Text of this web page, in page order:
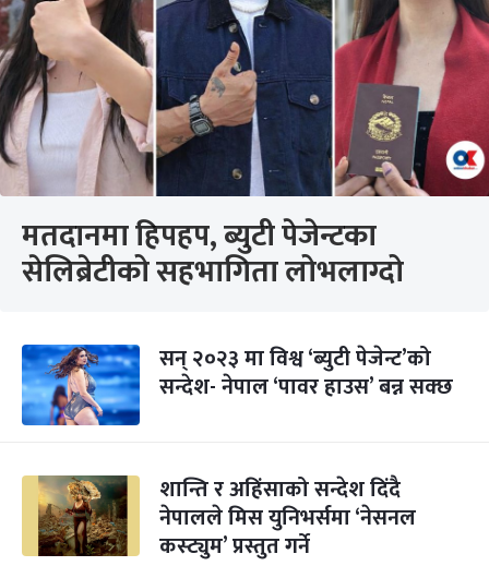
मतदानमा हिपहप, ब्युटी पेजेन्टका
सेलिब्रेटीको सहभागिता लोभलाग्दो
सन् २०२३ मा विश्व ‘ब्युटी पेजेन्ट’को
सन्देश- नेपाल ‘पावर हाउस’ बन्न सक्छ
शान्ति र अहिंसाको सन्देश दिंदै
नेपालले मिस युनिभर्समा ‘नेसनल
कस्ट्युम’ प्रस्तुत गर्ने